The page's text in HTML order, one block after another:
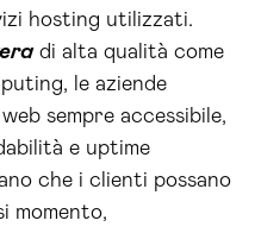
hosting utilizzati.
di alta qualità come
le aziende
sempre accessibile,
e uptime
che i clienti possano
momento,